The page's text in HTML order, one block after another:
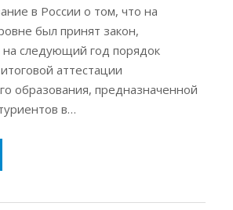
в России о том, что на
был принят закон,
следующий год порядок
аттестации
образования, предназначенной
в…